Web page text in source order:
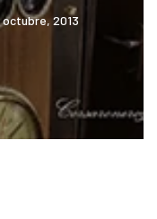
octubre, 2013